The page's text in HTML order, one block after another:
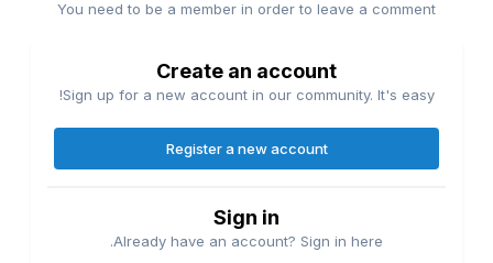
You need to be a member in order to leave a comment
Create an account
Sign up for a new account in our community. It's easy!
Register a new account
Sign in
Already have an account? Sign in here.